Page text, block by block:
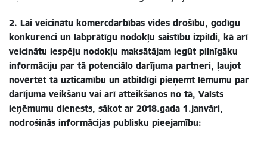
2. Lai veicinātu komercdarbības vides drošību, godīgu
konkurenci un labprātīgu nodokļu saistību izpildi, kā arī
veicinātu iespēju nodokļu maksātājam iegūt pilnīgāku
informāciju par tā potenciālo darījuma partneri, ļaujot
novērtēt tā uzticamību un atbildīgi pieņemt lēmumu par
darījuma veikšanu vai arī atteikšanos no tā, Valsts
ieņēmumu dienests, sākot ar 2018.gada 1.janvāri,
nodrošinās informācijas publisku pieejamību: